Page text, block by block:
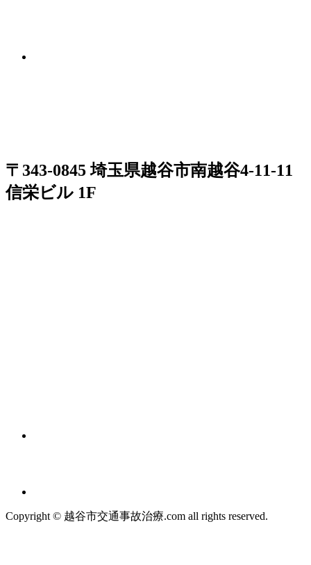
〒343-0845 埼玉県越谷市南越谷4-11-11
信栄ビル 1F
Copyright © 越谷市交通事故治療.com all rights reserved.